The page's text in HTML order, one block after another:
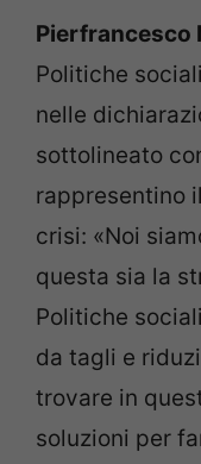
Pierfrancesco
Politiche
nelle
sottolineato
rappresentino
crisi: «Noi
questa sia la
Politiche
da tagli e
trovare in
soluzioni per